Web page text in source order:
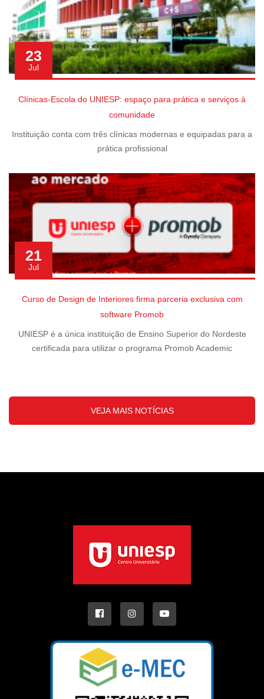
23
Jul
Clínicas-Escola do UNIESP: espaço para prática e serviços à
comunidade
Instituição conta com três clínicas modernas e equipadas para a
prática profissional
21
Jul
Curso de Design de Interiores firma parceria exclusiva com
software Promob
UNIESP é a única instituição de Ensino Superior do Nordeste
certificada para utilizar o programa Promob Academic
VEJA MAIS NOTÍCIAS